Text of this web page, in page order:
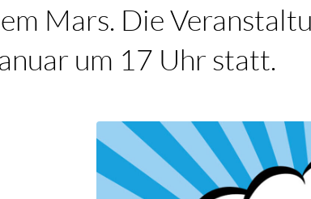
Mars. Die
um 17 Uhr statt.